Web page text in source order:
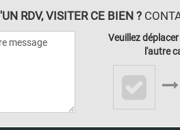
RDV, VISITER CE BIEN ?
Veuillez
l'autre